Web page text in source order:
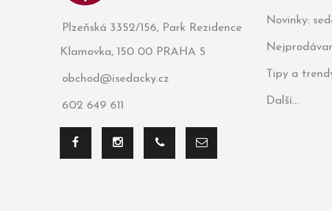
Plzeňská 3352/156, Park Rezidence
Klamovka, 150 00 PRAHA 5
obchod@isedacky.cz
602 649 611
Novinky:
Tipy a
Další...